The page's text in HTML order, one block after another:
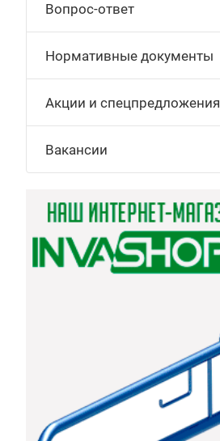
Вопрос-ответ
Нормативные документы
Акции и спецпредложения
Вакансии